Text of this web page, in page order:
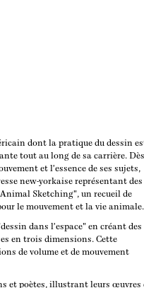
dont la pratique du dessin
tout au long de sa carrière. Dès
et l'essence de ses sujets,
new-yorkaise représentant des
Sketching", un recueil de
le mouvement et la vie animale.
dans l'espace" en créant des
en trois dimensions. Cette
de volume et de mouvement
et poètes, illustrant leurs œuvres